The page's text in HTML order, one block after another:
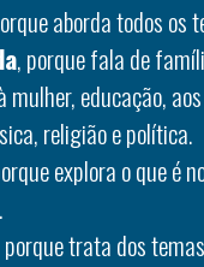
aborda todos os
, porque fala de
mulher, educação,
religião e política.
explora o que é
porque trata dos